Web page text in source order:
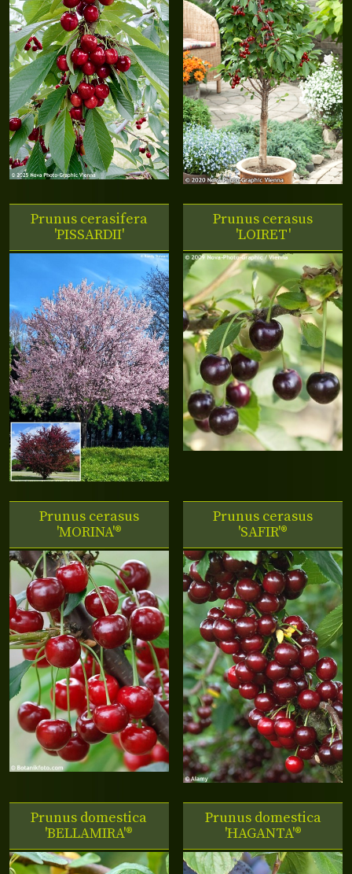
Prunus cerasifera
'PISSARDII'
Prunus cerasus
'LOIRET'
Prunus cerasus
'MORINA'®
Prunus cerasus
'SAFIR'®
Prunus domestica
'BELLAMIRA'®
Prunus domestica
'HAGANTA'®